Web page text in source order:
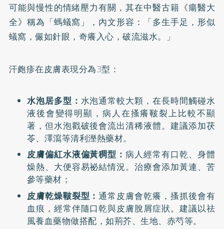
可能與慢性的情緒壓力有關，其在中醫古籍《瘍醫大
全》稱為「螞蟻窩」，內文形容：「多生手足，形似
蟻窩，儼如針眼，奇癢入心，破流滋水。」
汗皰疹在皮膚表現分為3型：
水泡居多型： 水泡通常較大顆，在長時間觸碰水
液後會變得明顯，病人在搔癢皸裂上比較不顯
著，但水泡戳破後會流出清稀液體。建議添加茯
苓、澤瀉等清利溼熱藥材。
皮膚偏紅水液偏黃稠型：病人經常有口乾、身體
燥熱、大便容易祕結情況。治療會添加黃連、苦
參等藥材；
皮膚乾燥皸裂型：通常皮膚會乾癢，搔抓後會有
血痕，經常伴隨口乾與皮膚脫屑症狀。建議以祛
風養血藥物做搭配，如荊芥、生地、赤芍等。